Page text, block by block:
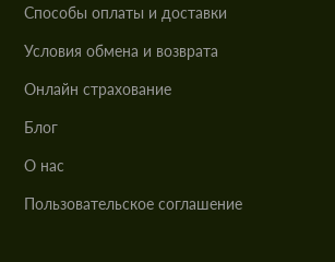
Cпособы оплаты и доставки
Условия обмена и возврата
Онлайн страхование
Блог
О нас
Пользовательское соглашение